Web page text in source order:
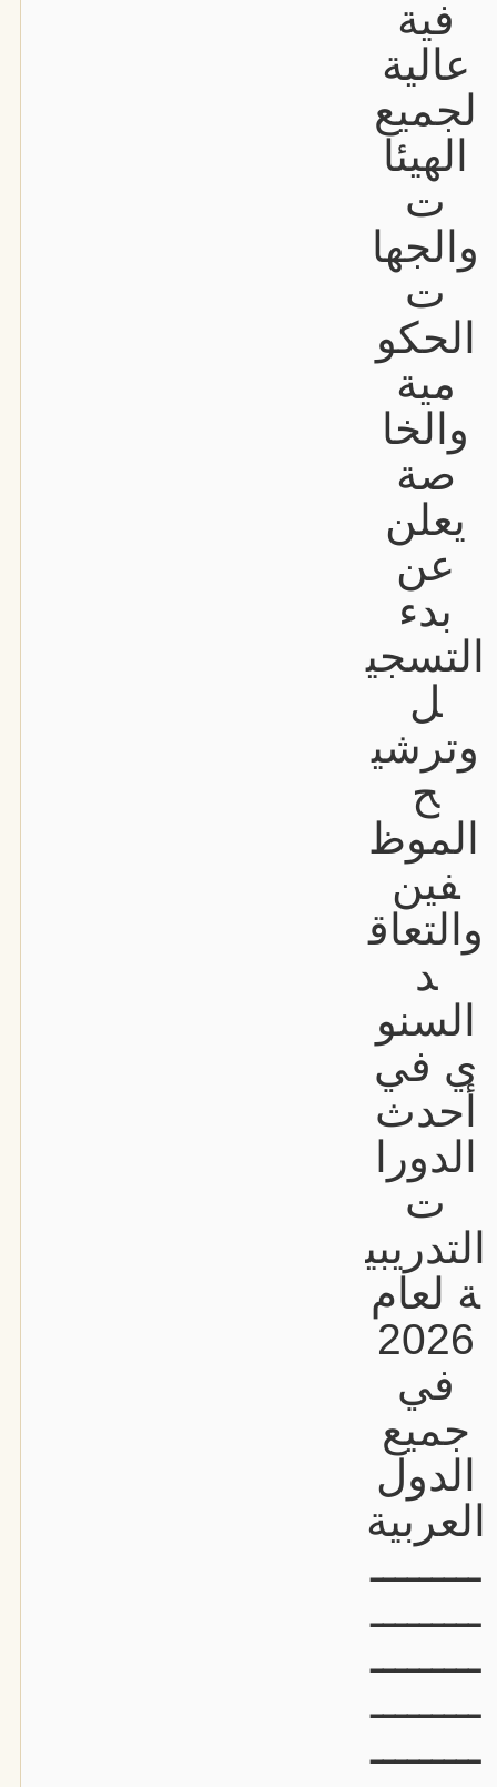
فية
عالية
لجميع
الهيئا
ت
والجها
ت
الحكو
مية
والخا
صة
يعلن
عن
بدء
التسجي
ل
وترشي
ح
الموظ
فين
والتعاق
د
السنو
ي في
أحدث
الدورا
ت
التدريبي
ة لعام
2026
في
جميع
الدول
العربية
ـــــــــ
ـــــــــ
ـــــــــ
ـــــــــ
ـــــــــ